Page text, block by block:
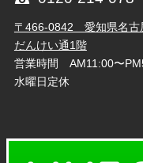
〒466-0842 愛知県名古
だんけい通1階
営業時間 AM11:00〜
水曜日定休